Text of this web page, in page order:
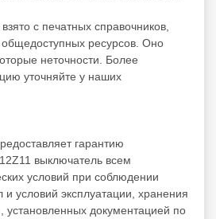
с печатных справочников,
общедоступных ресурсов. Оно
неточности. Более
уточняйте у наших
гарантию
выключатель всем
условий при соблюдении
условий эксплуатации, хранения
установленных документацией по